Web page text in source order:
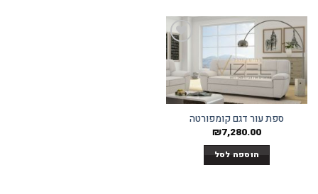
Add to
wishlist
ספת עור דגם קומפורטה
₪7,280.00
הוספה לסל